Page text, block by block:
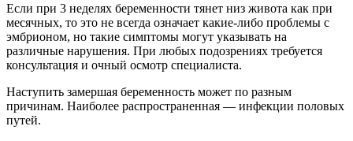
Если при 3 неделях беременности тянет низ живота как при
месячных, то это не всегда означает какие-либо проблемы с
эмбрионом, но такие симптомы могут указывать на
различные нарушения. При любых подозрениях требуется
консультация и очный осмотр специалиста.
Наступить замершая беременность может по разным
причинам. Наиболее распространенная — инфекции половых
путей.